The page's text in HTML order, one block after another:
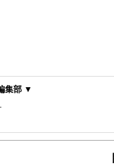
集部 ▼
、経済に関する記事を、日